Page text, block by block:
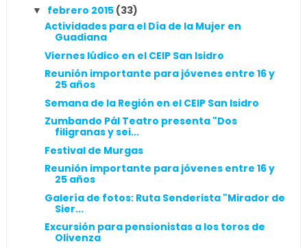
▼ febrero 2015 (33)
Actividades para el Día de la Mujer en
Guadiana
Viernes lúdico en el CEIP San Isidro
Reunión importante para jóvenes entre 16 y
25 años
Semana de la Región en el CEIP San Isidro
Zumbando Pál Teatro presenta "Dos
filigranas y sei...
Festival de Murgas
Reunión importante para jóvenes entre 16 y
25 años
Galería de fotos: Ruta Senderista "Mirador de
Sier...
Excursión para pensionistas a los toros de
Olivenza